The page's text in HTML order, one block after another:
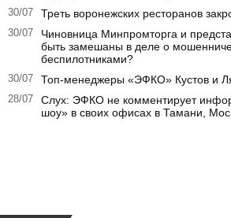
30/07 Треть воронежских ресторанов
30/07
Чиновница Минпромторга и
быть замешаны в деле о
беспилотниками?
30/07 Топ-менеджеры «ЭФКО» Кустов и
28/07
Слух: ЭФКО не комментирует
шоу» в своих офисах в Тамани,